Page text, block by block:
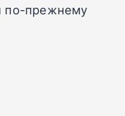
по-прежнему